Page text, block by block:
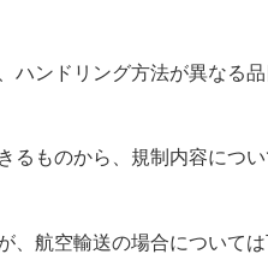
ハンドリング方法が異なる品
るものから、規制内容につ
、航空輸送の場合について